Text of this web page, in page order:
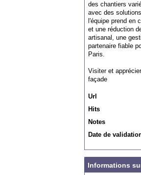
des chantiers
avec des
l'équipe prend en
et une réduction
artisanal, une
partenaire fiable
Paris.
Visiter et
façade
Url
Hits
Notes
Date de
Informations